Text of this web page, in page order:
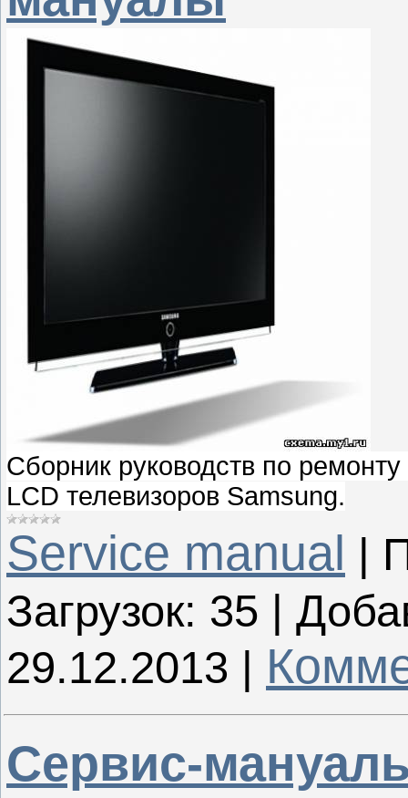
Сборник руководств по
LCD телевизоров Samsung.
Service manual |
Загрузок: 35 |
29.12.2013 |
Сервис-